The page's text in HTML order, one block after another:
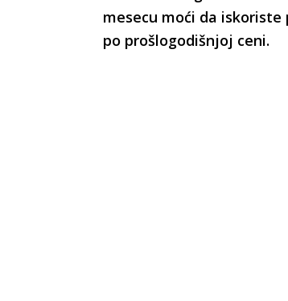
mesecu moći da iskoriste
po prošlogodišnjoj ceni.